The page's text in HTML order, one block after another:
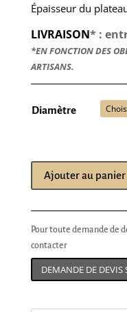
Épaisseur du
LIVRAISON* :
*EN FONCTION DES
ARTISANS.
Diamètre
Ajouter au panier
Pour toute demande de
contacter
DEMANDE DE DEVIS